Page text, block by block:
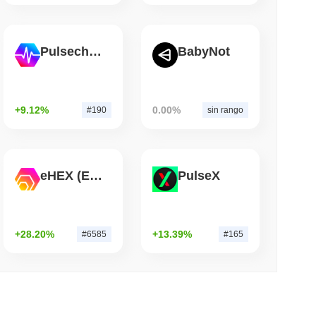
de Bitcoin Después de Que Atacantes
Pulsechain
+9.12% #190
BabyNot
0.00% sin rango
eHEX (Ethereum)
+28.20% #6585
PulseX
+13.39% #165